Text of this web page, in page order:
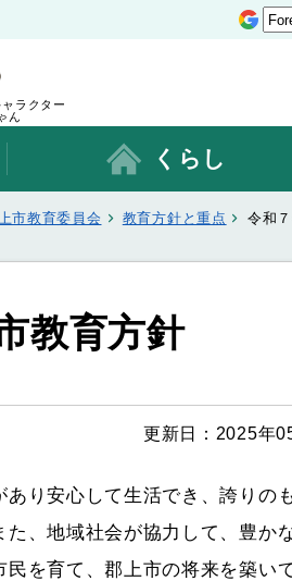
ラクター
ん
くらし
市教育委員会 教育方針と重点 令和
教育方針
更新日：2025年
り安心して生活でき、誇りの
、地域社会が協力して、豊か
を育て、郡上市の将来を築い